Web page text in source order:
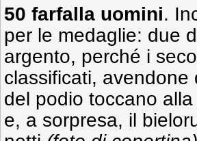
50 farfalla uomini.
per le medaglie: due
argento, perché i
classificati,
del podio toccano
e, a sorpresa, il